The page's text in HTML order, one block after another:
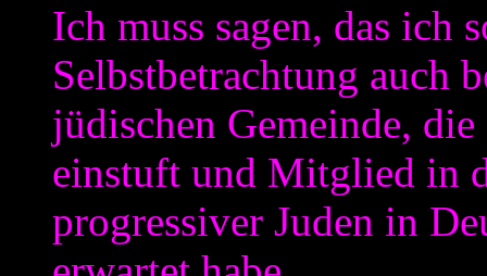
Ich muss sagen, das ich
Selbstbetrachtung auch
jüdischen Gemeinde,
einstuft und Mitglied in
progressiver Juden in